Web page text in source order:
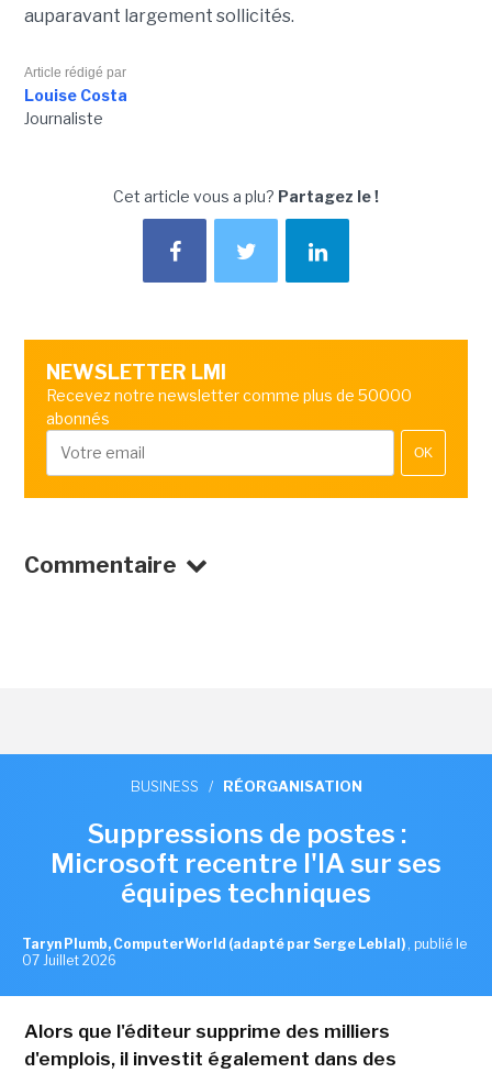
auparavant largement sollicités.
Article rédigé par
Louise Costa
Journaliste
Cet article vous a plu? Partagez le !
NEWSLETTER LMI
Recevez notre newsletter comme plus de 50000
abonnés
OK
Commentaire
BUSINESS / RÉORGANISATION
Suppressions de postes :
Microsoft recentre l'IA sur ses
équipes techniques
Taryn Plumb, ComputerWorld (adapté par Serge Leblal) , publié le
07 Juillet 2026
Alors que l'éditeur supprime des milliers
d'emplois, il investit également dans des